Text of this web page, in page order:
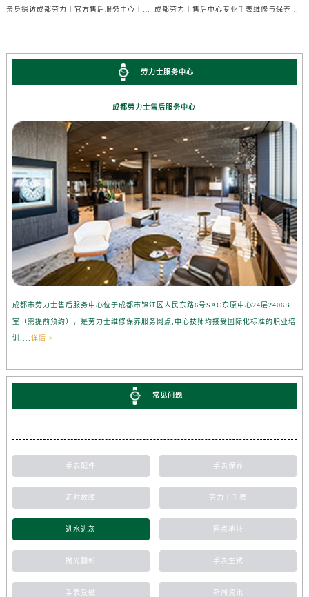
劳力士服务中心
成都劳力士售后服务中心
成都市劳力士售后服务中心位于成都市锦江区人民东路6号SAC东原中心24层2406B
室（需提前预约），是劳力士维修保养服务网点,中心技师均接受国际化标准的职业培
训.... 详情 >
常见问题
手表配件 手表保养
走时故障 劳力士手表
进水进灰 网点地址
抛光翻新 手表生锈
手表受磁 新闻资讯